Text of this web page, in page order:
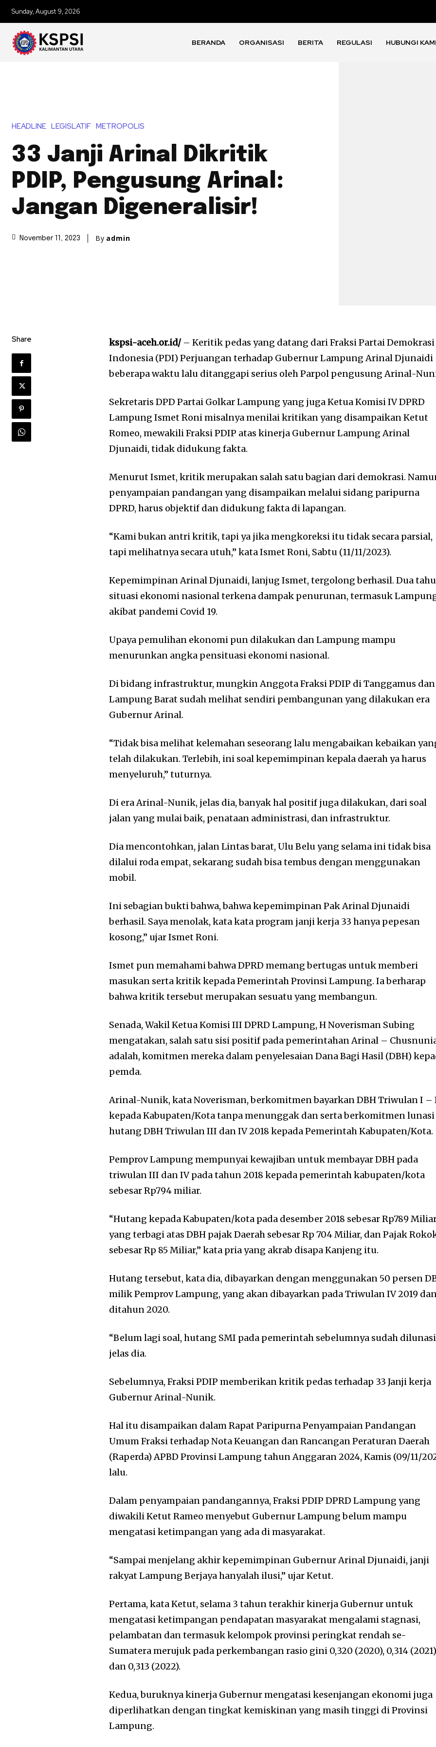
Sunday, August 9, 2026
BERANDA ORGANISASI BERITA REGULASI HUBUNGI
HEADLINE LEGISLATIF METROPOLIS
33 Janji Arinal Dikritik
PDIP, Pengusung Arinal:
Jangan Digeneralisir!
November 11, 2023 By admin
Share kspsi-aceh.or.id/– Keritik pedas yang datang dari Fraksi Partai Demokrasi
Indonesia (PDI) Perjuangan terhadap Gubernur Lampung Arinal Djunaidi
beberapa waktu lalu ditanggapi serius oleh Parpol pengusung Arinal-
Sekretaris DPD Partai Golkar Lampung yang juga Ketua Komisi IV DPRD
Lampung Ismet Roni misalnya menilai kritikan yang disampaikan Ketut
Romeo, mewakili Fraksi PDIP atas kinerja Gubernur Lampung Arinal
Djunaidi, tidak didukung fakta.
Menurut Ismet, kritik merupakan salah satu bagian dari demokrasi.
penyampaian pandangan yang disampaikan melalui sidang paripurna
DPRD, harus objektif dan didukung fakta di lapangan.
“Kami bukan antri kritik, tapi ya jika mengkoreksi itu tidak secara parsial,
tapi melihatnya secara utuh,” kata Ismet Roni, Sabtu (11/11/2023).
Kepemimpinan Arinal Djunaidi, lanjug Ismet, tergolong berhasil. Dua
situasi ekonomi nasional terkena dampak penurunan, termasuk
akibat pandemi Covid 19.
Upaya pemulihan ekonomi pun dilakukan dan Lampung mampu
menurunkan angka pensituasi ekonomi nasional.
Di bidang infrastruktur, mungkin Anggota Fraksi PDIP di Tanggamus dan
Lampung Barat sudah melihat sendiri pembangunan yang dilakukan era
Gubernur Arinal.
“Tidak bisa melihat kelemahan seseorang lalu mengabaikan kebaikan
telah dilakukan. Terlebih, ini soal kepemimpinan kepala daerah ya harus
menyeluruh,” tuturnya.
Di era Arinal-Nunik, jelas dia, banyak hal positif juga dilakukan, dari soal
jalan yang mulai baik, penataan administrasi, dan infrastruktur.
Dia mencontohkan, jalan Lintas barat, Ulu Belu yang selama ini tidak bisa
dilalui roda empat, sekarang sudah bisa tembus dengan menggunakan
mobil.
Ini sebagian bukti bahwa, bahwa kepemimpinan Pak Arinal Djunaidi
berhasil. Saya menolak, kata kata program janji kerja 33 hanya pepesan
kosong,” ujar Ismet Roni.
Ismet pun memahami bahwa DPRD memang bertugas untuk memberi
masukan serta kritik kepada Pemerintah Provinsi Lampung. Ia berharap
bahwa kritik tersebut merupakan sesuatu yang membangun.
Senada, Wakil Ketua Komisi III DPRD Lampung, H Noverisman Subing
mengatakan, salah satu sisi positif pada pemerintahan Arinal –
adalah, komitmen mereka dalam penyelesaian Dana Bagi Hasil (DBH)
pemda.
Arinal-Nunik, kata Noverisman, berkomitmen bayarkan DBH Triwulan I –
kepada Kabupaten/Kota tanpa menunggak dan serta berkomitmen lunasi
hutang DBH Triwulan III dan IV 2018 kepada Pemerintah Kabupaten/Kota.
Pemprov Lampung mempunyai kewajiban untuk membayar DBH pada
triwulan III dan IV pada tahun 2018 kepada pemerintah kabupaten/kota
sebesar Rp794 miliar.
“Hutang kepada Kabupaten/kota pada desember 2018 sebesar Rp789
yang terbagi atas DBH pajak Daerah sebesar Rp 704 Miliar, dan Pajak
sebesar Rp 85 Miliar,” kata pria yang akrab disapa Kanjeng itu.
Hutang tersebut, kata dia, dibayarkan dengan menggunakan 50 persen
milik Pemprov Lampung, yang akan dibayarkan pada Triwulan IV 2019
ditahun 2020.
“Belum lagi soal, hutang SMI pada pemerintah sebelumnya sudah
jelas dia.
Sebelumnya, Fraksi PDIP memberikan kritik pedas terhadap 33 Janji kerja
Gubernur Arinal-Nunik.
Hal itu disampaikan dalam Rapat Paripurna Penyampaian Pandangan
Umum Fraksi terhadap Nota Keuangan dan Rancangan Peraturan Daerah
(Raperda) APBD Provinsi Lampung tahun Anggaran 2024, Kamis (09/11/
lalu.
Dalam penyampaian pandangannya, Fraksi PDIP DPRD Lampung yang
diwakili Ketut Rameo menyebut Gubernur Lampung belum mampu
mengatasi ketimpangan yang ada di masyarakat.
“Sampai menjelang akhir kepemimpinan Gubernur Arinal Djunaidi, janji
rakyat Lampung Berjaya hanyalah ilusi,” ujar Ketut.
Pertama, kata Ketut, selama 3 tahun terakhir kinerja Gubernur untuk
mengatasi ketimpangan pendapatan masyarakat mengalami stagnasi,
pelambatan dan termasuk kelompok provinsi peringkat rendah se-
Sumatera merujuk pada perkembangan rasio gini 0,320 (2020), 0,314
dan 0,313 (2022).
Kedua, buruknya kinerja Gubernur mengatasi kesenjangan ekonomi juga
diperlihatkan dengan tingkat kemiskinan yang masih tinggi di Provinsi
Lampung.